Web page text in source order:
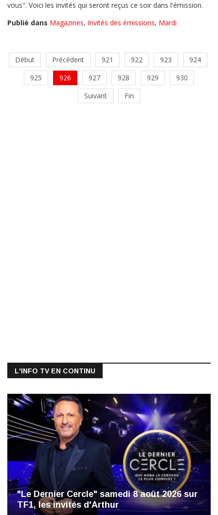
vous". Voici les invités qui seront reçus ce soir dans l'émission.
Publié dans Magazines, Invités des émissions, Mardi
Début Précédent 921 922 923
924
925
926 927 928 929
930
Suivant
Fin
L'INFO TV EN CONTINU
"Le Dernier Cercle" samedi 8 août 2026 sur
TF1, les invités d'Arthur